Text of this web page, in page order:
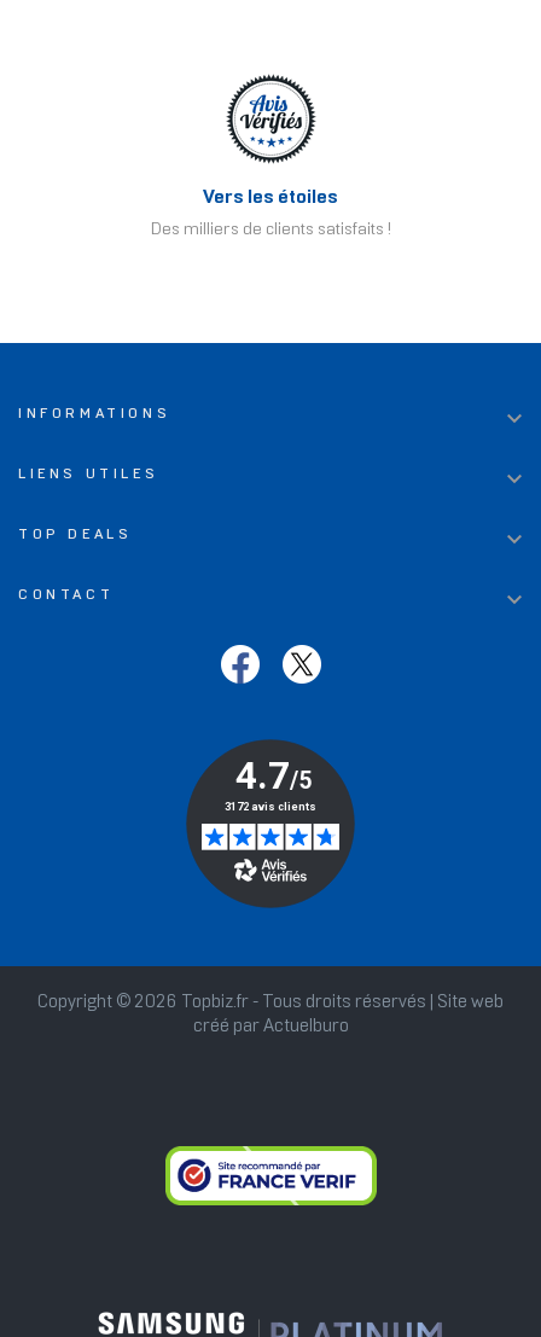
Vers les étoiles
Des milliers de clients satisfaits !
INFORMATIONS 
LIENS UTILES 
TOP DEALS 
CONTACT 
Copyright © 2026 Topbiz.fr - Tous droits réservés | Site web
créé par Actuelburo